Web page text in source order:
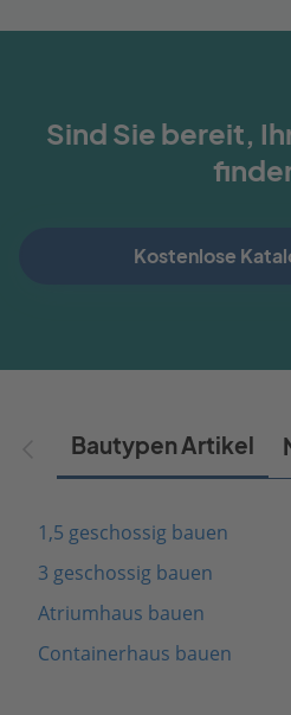
Sind Sie bereit,
Kostenlose
Bautypen Artikel
1,5 geschossig bauen
3 geschossig bauen
Atriumhaus bauen
Containerhaus bauen